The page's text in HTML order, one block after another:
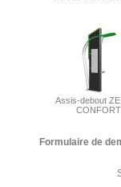
Assis-debout
CONFORT
Formulaire de